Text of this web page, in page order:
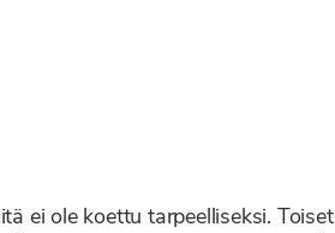
ei ole koettu tarpeelliseksi. Toiset